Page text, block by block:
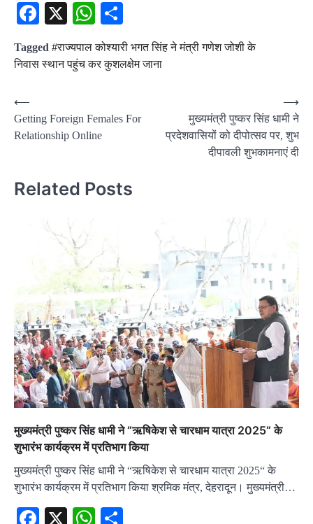
Facebook
X WhatsApp
Tagged #राज्यपाल कोश्यारी भगत सिंह ने मंत्री गणेश जोशी के
निवास स्थान पहुंच कर कुशलक्षेम जाना
Post
navigation
⟵
Getting Foreign Females For
Relationship Online
मुख्यमंत्री पुष्कर सिंह धामी ने
प्रदेशवासियों को दीपोत्सव पर, शुभ
दीपावली शुभकामनाएं दी
⟶
Related Posts
मुख्यमंत्री पुष्कर सिंह धामी ने “ऋषिकेश से चारधाम यात्रा 2025“ के
शुभारंभ कार्यक्रम में प्रतिभाग किया
मुख्यमंत्री पुष्कर सिंह धामी ने “ऋषिकेश से चारधाम यात्रा 2025“ के
शुभारंभ कार्यक्रम में प्रतिभाग किया श्रमिक मंत्र, देहरादून। मुख्यमंत्री…
Facebook
X WhatsApp